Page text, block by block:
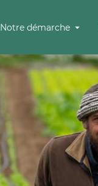
Notre démarche